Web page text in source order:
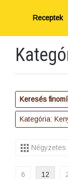
Receptek
Keresés
Kategória:
Négyzetes
6 12